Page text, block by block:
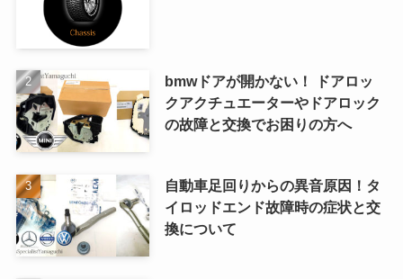
bmwドアが開かない！ ドアロッ
クアクチュエーターやドアロック
の故障と交換でお困りの方へ
自動車足回りからの異音原因！タ
イロッドエンド故障時の症状と交
換について